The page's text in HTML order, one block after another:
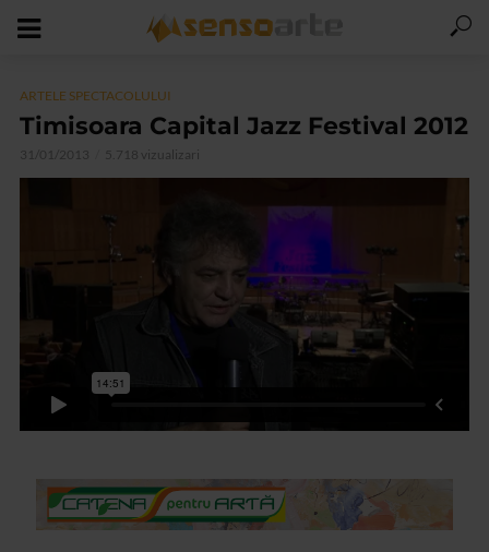
ARTELE SPECTACOLULUI
Timisoara Capital Jazz Festival 2012
31/01/2013 5.718 vizualizari